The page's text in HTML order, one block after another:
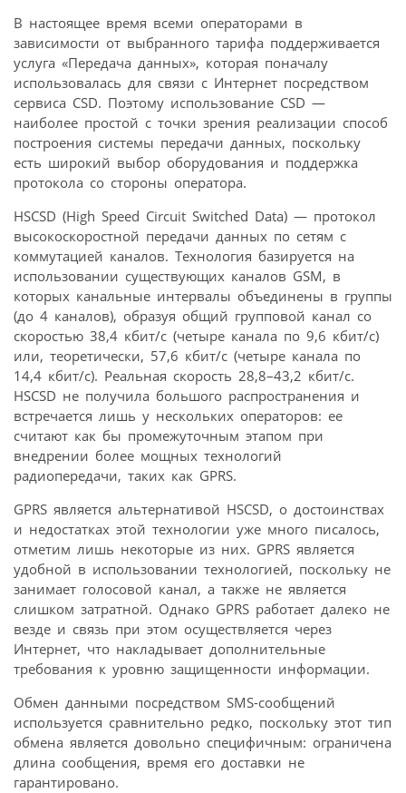
В настоящее время всеми операторами в
зависимости от выбранного тарифа поддерживается
услуга «Передача данных», которая поначалу
использовалась для связи с Интернет посредством
сервиса CSD. Поэтому использование CSD —
наиболее простой с точки зрения реализации способ
построения системы передачи данных, поскольку
есть широкий выбор оборудования и поддержка
протокола со стороны оператора.
HSCSD (High Speed Circuit Switched Data) — протокол
высокоскоростной передачи данных по сетям с
коммутацией каналов. Технология базируется на
использовании существующих каналов GSM, в
которых канальные интервалы объединены в группы
(до 4 каналов), образуя общий групповой канал со
скоростью 38,4 кбит/с (четыре канала по 9,6 кбит/с)
или, теоретически, 57,6 кбит/с (четыре канала по
14,4 кбит/с). Реальная скорость 28,8–43,2 кбит/с.
HSCSD не получила большого распространения и
встречается лишь у нескольких операторов: ее
считают как бы промежуточным этапом при
внедрении более мощных технологий
радиопередачи, таких как GPRS.
GPRS является альтернативой HSCSD, о достоинствах
и недостатках этой технологии уже много писалось,
отметим лишь некоторые из них. GPRS является
удобной в использовании технологией, поскольку не
занимает голосовой канал, а также не является
слишком затратной. Однако GPRS работает далеко не
везде и связь при этом осуществляется через
Интернет, что накладывает дополнительные
требования к уровню защищенности информации.
Обмен данными посредством SMS-сообщений
используется сравнительно редко, поскольку этот тип
обмена является довольно специфичным: ограничена
длина сообщения, время его доставки не
гарантировано.